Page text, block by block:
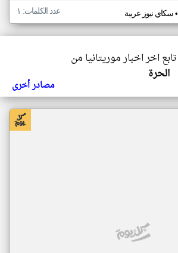
سكاي نيوز عربية• عدد الكلمات: ١
تابع اخر اخبار موريتانيا من
الحرة
مصادر أخرى